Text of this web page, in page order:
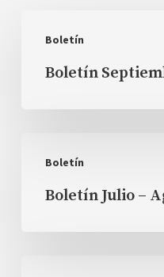
Boletín
Septiembre
Boletín
Boletín
Julio
Boletín Julio –